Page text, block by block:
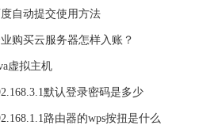
自动提交使用方法
购买云服务器怎样入账？
虚拟主机
默认登录密码是多少
路由器的wps按扭是什么